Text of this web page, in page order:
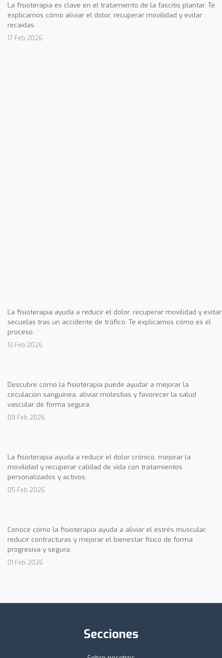
La fisioterapia es clave en el tratamiento de la fascitis plantar. Te
explicamos cómo aliviar el dolor, recuperar movilidad y evitar
recaídas.
17 Feb 2026
La fisioterapia ayuda a reducir el dolor, recuperar movilidad y evitar
secuelas tras un accidente de tráfico. Te explicamos cómo es el
proceso.
13 Feb 2026
Descubre cómo la fisioterapia puede ayudar a mejorar la
circulación sanguínea, aliviar molestias y favorecer la salud
vascular de forma segura.
09 Feb 2026
La fisioterapia ayuda a reducir el dolor crónico, mejorar la
movilidad y recuperar calidad de vida con tratamientos
personalizados y activos.
05 Feb 2026
Conoce cómo la fisioterapia ayuda a aliviar el estrés muscular,
reducir contracturas y mejorar el bienestar físico de forma
progresiva y segura.
01 Feb 2026
Secciones